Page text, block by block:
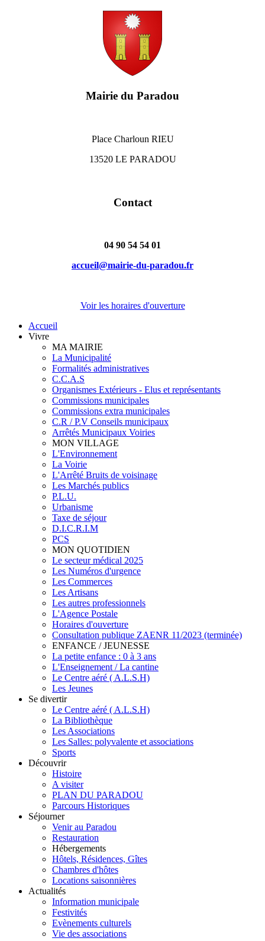
Mairie du Paradou
Place Charloun RIEU
13520 LE PARADOU
Contact
04 90 54 54 01
accueil@mairie-du-paradou.fr
Voir les horaires d'ouverture
Accueil
Vivre
MA MAIRIE
La Municipalité
Formalités administratives
C.C.A.S
Organismes Extérieurs - Elus et représentants
Commissions municipales
Commissions extra municipales
C.R / P.V Conseils municipaux
Arrêtés Municipaux Voiries
MON VILLAGE
L'Environnement
La Voirie
L'Arrêté Bruits de voisinage
Les Marchés publics
P.L.U.
Urbanisme
Taxe de séjour
D.I.C.R.I.M
PCS
MON QUOTIDIEN
Le secteur médical 2025
Les Numéros d'urgence
Les Commerces
Les Artisans
Les autres professionnels
L'Agence Postale
Horaires d'ouverture
Consultation publique ZAENR 11/2023 (terminée)
ENFANCE / JEUNESSE
La petite enfance : 0 à 3 ans
L'Enseignement / La cantine
Le Centre aéré ( A.L.S.H)
Les Jeunes
Se divertir
Le Centre aéré ( A.L.S.H)
La Bibliothèque
Les Associations
Les Salles: polyvalente et associations
Sports
Découvrir
Histoire
A visiter
PLAN DU PARADOU
Parcours Historiques
Séjourner
Venir au Paradou
Restauration
Hébergements
Hôtels, Résidences, Gîtes
Chambres d'hôtes
Locations saisonnières
Actualités
Information municipale
Festivités
Evènements culturels
Vie des associations